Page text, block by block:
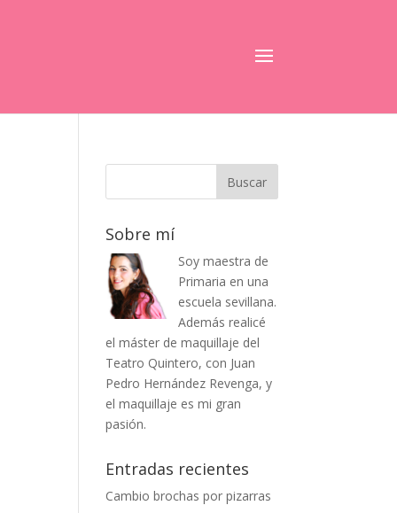
Sobre mí
Soy maestra de
Primaria en una
escuela sevillana.
Además realicé
el máster de maquillaje del
Teatro Quintero, con Juan
Pedro Hernández Revenga, y
el maquillaje es mi gran
pasión.
Entradas recientes
Cambio brochas por pizarras